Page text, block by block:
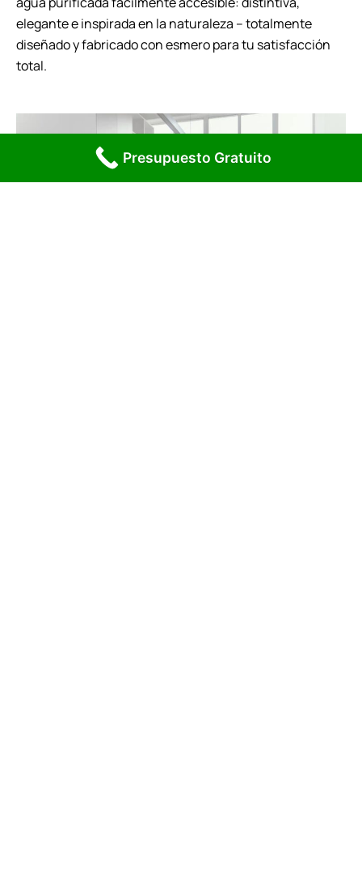
elegante e inspirada en la naturaleza – totalmente
diseñado y fabricado con esmero para tu satisfacción
total.
Presupuesto Gratuito